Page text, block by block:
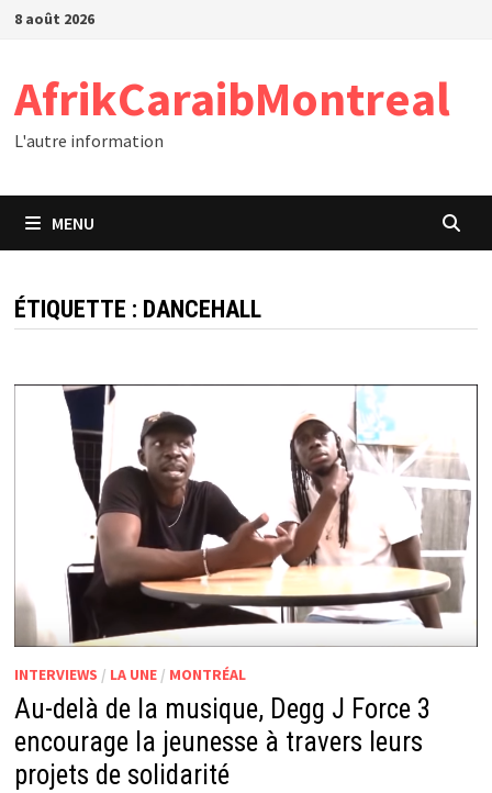
Passer
8 août 2026
AfrikCaraibMontreal
L'autre information
MENU
ÉTIQUETTE : DANCEHALL
INTERVIEWS / LA UNE/ MONTRÉAL
Au-delà de la musique, Degg J Force 3
encourage la jeunesse à travers leurs
projets de solidarité